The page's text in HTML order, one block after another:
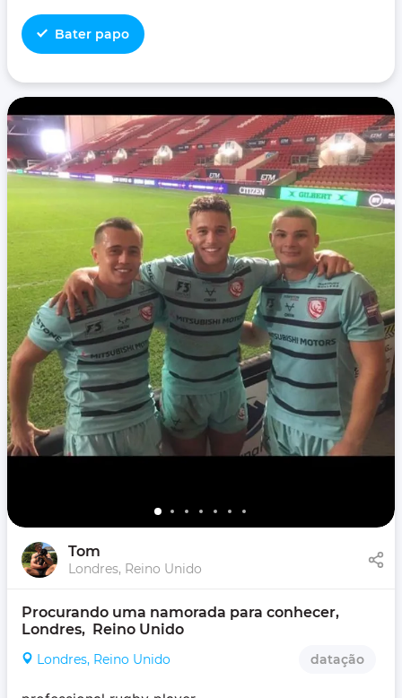
Bater papo
Tom
Londres, Reino Unido
Procurando uma namorada para conhecer,
Londres,  Reino Unido
Londres, Reino Unido datação